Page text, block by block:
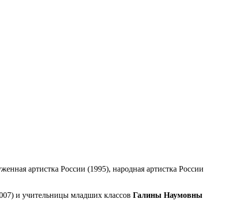
артистка России (1995), народная артистка России
и учительницы младших классов Галины Наумовны